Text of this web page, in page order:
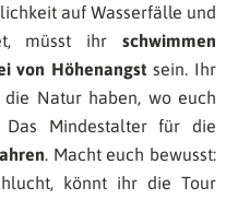
auf Wasserfälle und
müsst ihr schwimmen
von Höhenangst sein. Ihr
Natur haben, wo euch
Mindestalter für die
. Macht euch bewusst:
könnt ihr die Tour